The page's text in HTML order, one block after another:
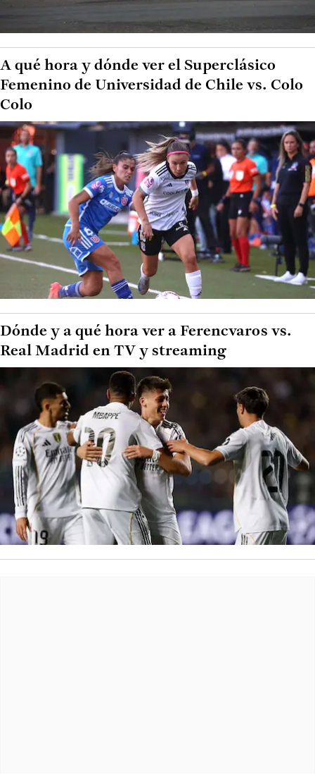
A qué hora y dónde ver el Superclásico
Femenino de Universidad de Chile vs. Colo
Colo
Dónde y a qué hora ver a Ferencvaros vs.
Real Madrid en TV y streaming